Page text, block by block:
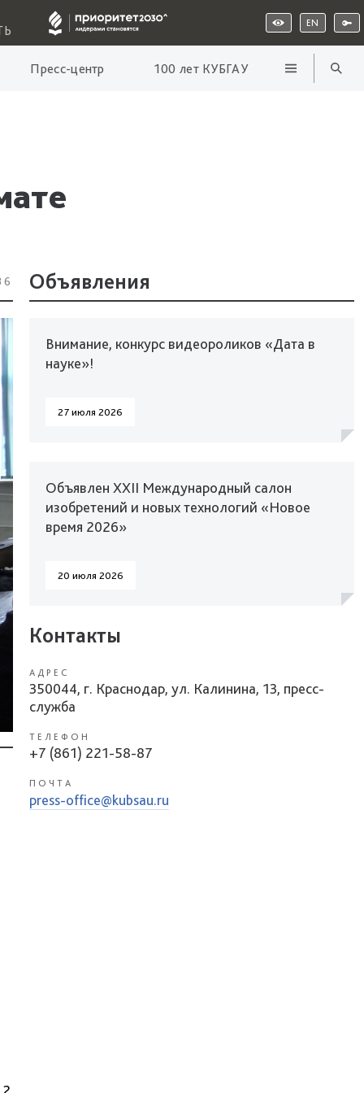
EN
Пресс-центр 100 лет КУБГАУ
Объявления
Внимание, конкурс видеороликов «Дата в
науке»!
27 июля 2026
Объявлен XXII Международный салон
изобретений и новых технологий «Новое
время 2026»
20 июля 2026
Контакты
АДРЕС
350044, г. Краснодар, ул. Калинина, 13, пресс-
служба
ТЕЛЕФОН
+7 (861) 221-58-87
ПОЧТА
press-office@kubsau.ru